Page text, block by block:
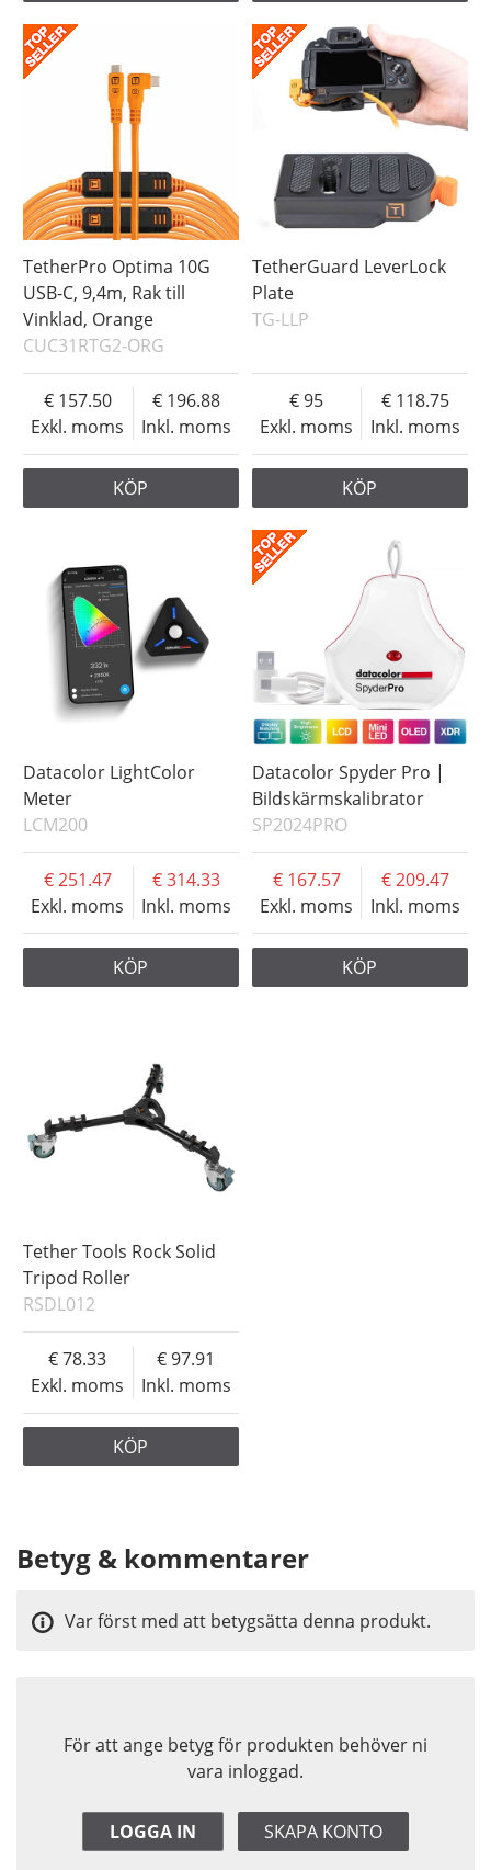
TetherPro Optima 10G
USB-C, 9,4m, Rak till
Vinklad, Orange
CUC31RTG2-ORG
Exkl. moms
157.50
Inkl. moms
196.88
KÖP
TetherGuard LeverLock
Plate
TG-LLP
Exkl. moms
95
Inkl. moms
118.75
KÖP
Datacolor LightColor
Meter
LCM200
Exkl. moms
251.47
Inkl. moms
314.33
KÖP
Datacolor Spyder Pro |
Bildskärmskalibrator
SP2024PRO
Exkl. moms
167.57
Inkl. moms
209.47
KÖP
Tether Tools Rock Solid
Tripod Roller
RSDL012
Exkl. moms
78.33
Inkl. moms
97.91
KÖP
Betyg & kommentarer
För att ange betyg för produkten behöver ni
vara inloggad.
LOGGA IN SKAPA KONTO
Var först med att betygsätta denna produkt.